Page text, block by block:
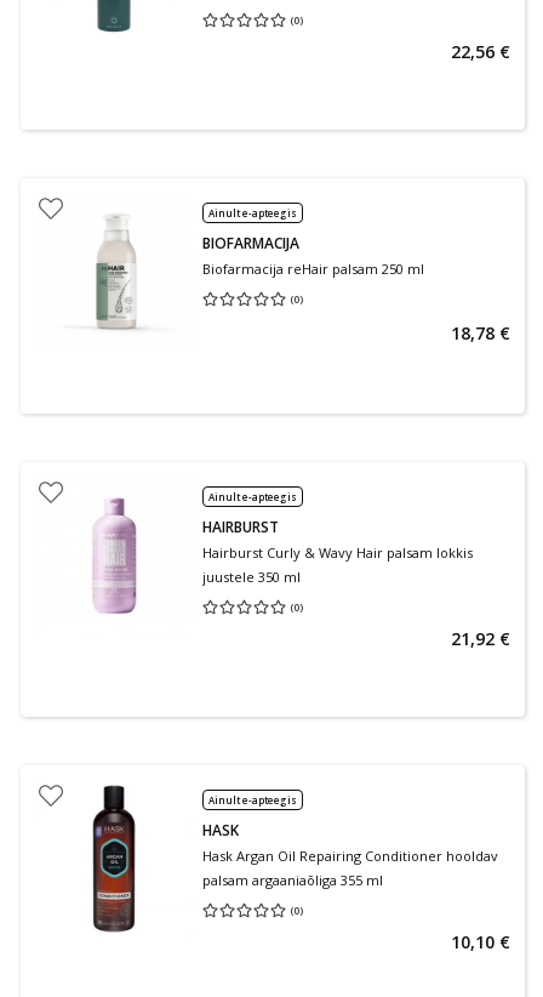
(0)
Keskmine hinnang 0.00
22,56 €
Ainult e-apteegis
BIOFARMACIJA
Biofarmacija reHair palsam 250 ml
(0)
Keskmine hinnang 0.00
18,78 €
Ainult e-apteegis
HAIRBURST
Hairburst Curly & Wavy Hair palsam lokkis
juustele 350 ml
(0)
Keskmine hinnang 0.00
21,92 €
Ainult e-apteegis
HASK
Hask Argan Oil Repairing Conditioner hooldav
palsam argaaniaõliga 355 ml
(0)
Keskmine hinnang 0.00
10,10 €